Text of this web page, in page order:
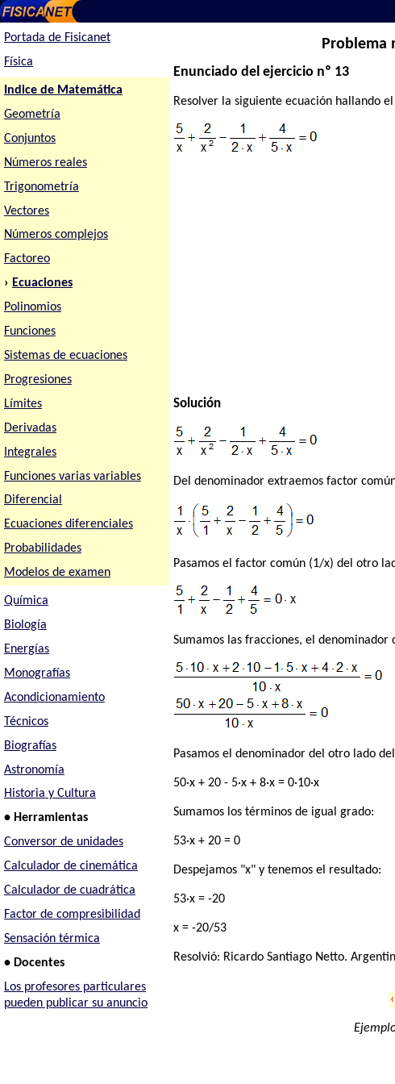
Portada de Fisicanet
Física
Indice de Matemática
Geometría
Conjuntos
Números reales
Trigonometría
Vectores
Números complejos
Factoreo
› Ecuaciones
Polinomios
Funciones
Sistemas de ecuaciones
Progresiones
Límites
Derivadas
Integrales
Funciones varias variables
Diferencial
Ecuaciones diferenciales
Probabilidades
Modelos de examen
Química
Biología
Energías
Monografías
Acondicionamiento
Técnicos
Biografías
Astronomía
Historia y Cultura
• Herramientas
Conversor de unidades
Calculador de cinemática
Calculador de cuadrática
Factor de compresibilidad
Sensación térmica
• Docentes
Los profesores particulares
pueden publicar su anuncio
Problema
Enunciado del ejercicio nº 13
Resolver la siguiente ecuación hallando
Solución
Del denominador extraemos factor
Pasamos el factor común (1/x) del otro
Sumamos las fracciones, el denominador
Pasamos el denominador del otro lado
50·x + 20 - 5·x + 8·x = 0·10·x
Sumamos los términos de igual grado:
53·x + 20 = 0
Despejamos "x" y tenemos el resultado:
53·x = -20
x = -20/53
Resolvió: Ricardo Santiago Netto.
‹